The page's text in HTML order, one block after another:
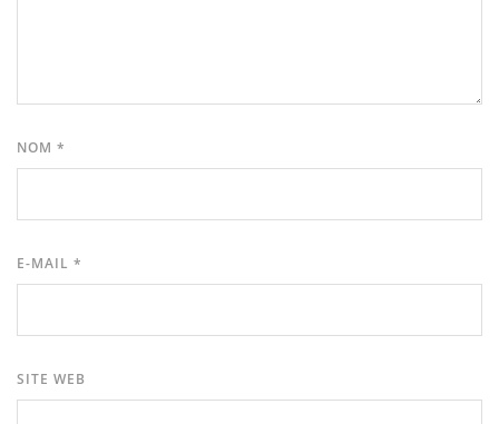
NOM *
E-MAIL *
SITE WEB